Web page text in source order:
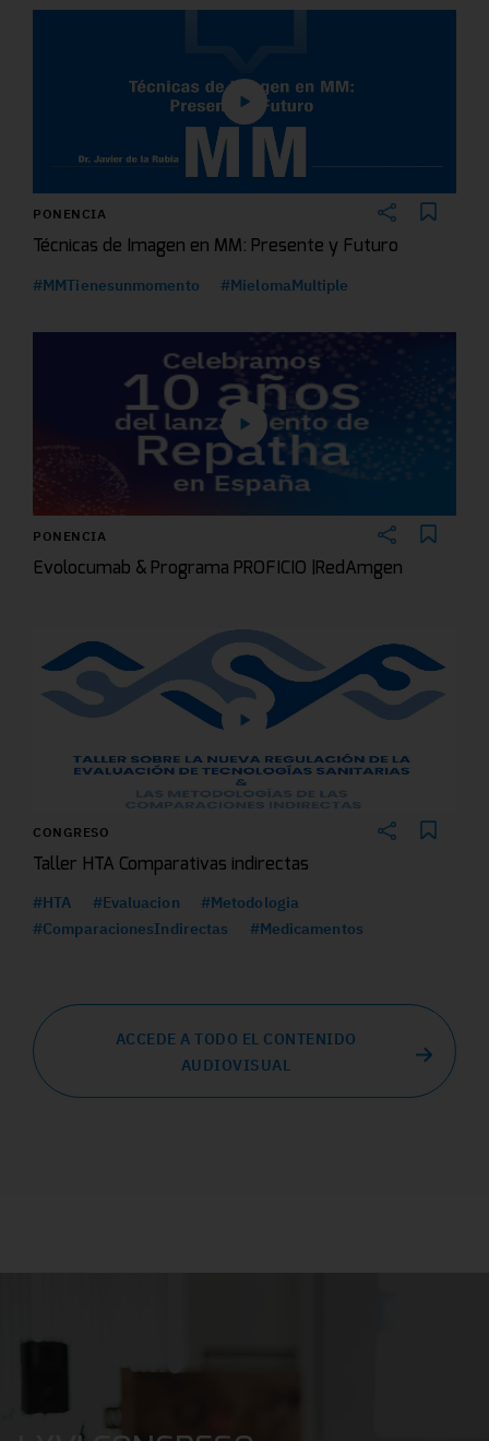
PONENCIA
Técnicas de Imagen en MM: Presente y Futuro
#MMTienesunmomento #MielomaMultiple
PONENCIA
Evolocumab & Programa PROFICIO |RedAmgen
CONGRESO
Taller HTA Comparativas indirectas
#HTA #Evaluacion
#Metodologia
#ComparacionesIndirectas
#Medicamentos
ACCEDE A TODO EL CONTENIDO
AUDIOVISUAL